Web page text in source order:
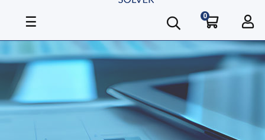
Basculer
navigation
☰ 0